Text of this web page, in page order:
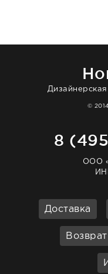
Позже
доставили
отвечает очень
©
8
ООО
Доставка
Возврат